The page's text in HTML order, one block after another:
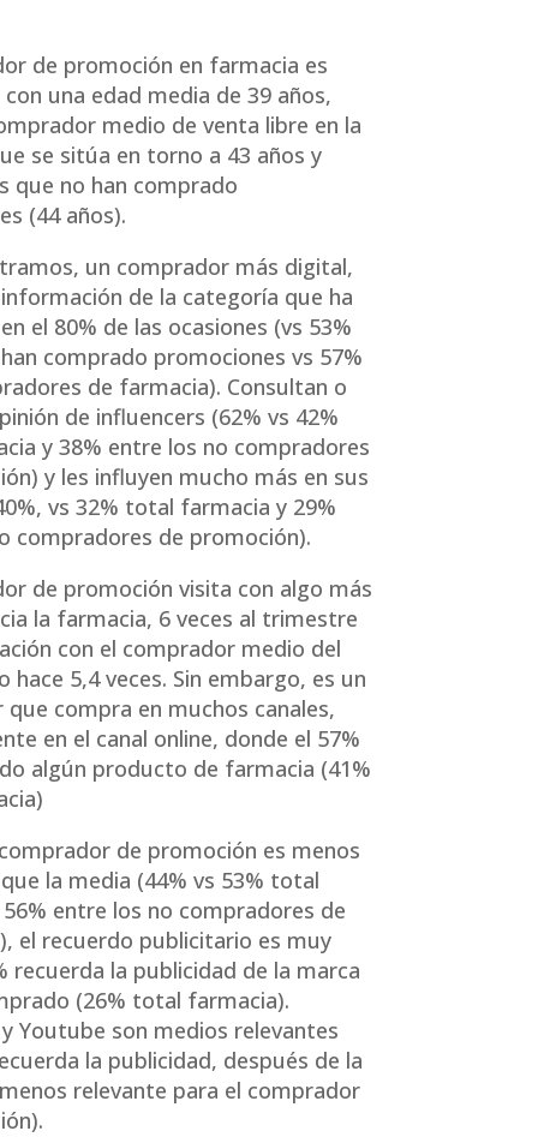
de promoción en farmacia es
una edad media de 39 años,
medio de venta libre en la
se sitúa en torno a 43 años y
que no han comprado
(44 años).
un comprador más digital,
de la categoría que ha
el 80% de las ocasiones (vs 53%
comprado promociones vs 57%
de farmacia). Consultan o
de influencers (62% vs 42%
y 38% entre los no compradores
y les influyen mucho más en sus
vs 32% total farmacia y 29%
compradores de promoción).
de promoción visita con algo más
la farmacia, 6 veces al trimestre
con el comprador medio del
hace 5,4 veces. Sin embargo, es un
compra en muchos canales,
en el canal online, donde el 57%
algún producto de farmacia (41%
de promoción es menos
la media (44% vs 53% total
entre los no compradores de
el recuerdo publicitario es muy
recuerda la publicidad de la marca
(26% total farmacia).
Youtube son medios relevantes
la publicidad, después de la
relevante para el comprador